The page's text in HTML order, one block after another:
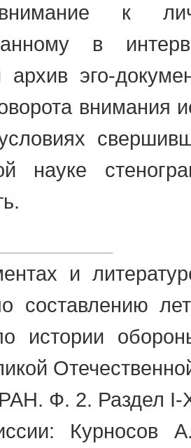
к
в
архив эго-
внимания
науке
и
составлению
истории
Ф. 2. Раздел I-
Курносов